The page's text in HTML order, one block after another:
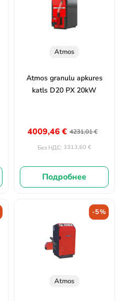
Atmos
Atmos granulu apkures
katls D20 PX 20kW
4231,01€
4009,46 €
Без НДС: 3313,60 €
Подробнее
-5%
Atmos